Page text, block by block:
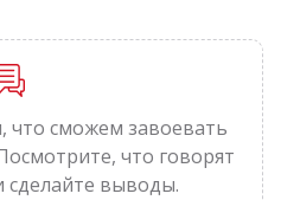
что сможем завоевать
что говорят
выводы.